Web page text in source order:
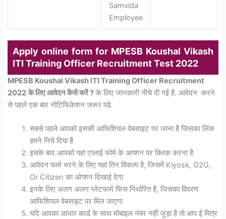
Samvida
Employee
Apply online form for MPESB Koushal Vikash
ITI Training Officer Recruitment Test 2022
MPESB Koushal Vikash ITI Training Officer Recruitment
2022 के लिए आवेदन कैसे करें ? के लिए जानकारी नीचे दी गई है. आवेदन करने
से पहले एक बार नोटिफिकेशन जरूर पढे
सबसे पहले आपको इसकी आफिशियल वेबसाइट पर जाना है जिसका लिंक
हमने निचे दिया है
इसके बाद आपको यहां एप्लाई फोर्म के आप्शन पर क्लिक करना है
आवेदन फार्म भरने के लिए यहां तिन विकल्प है, जिसमें Kiyosk, G2G,
Or Citizen का ओप्शन दिखाई देगा
इनके लिए अलग अलग प्लेटफार्म फिस निर्धारित है, जिसका विवरण
आफिशियल वेबसाइट पर मिल जाएगा
यदि आपका आधार कार्ड के साथ मोबाइल नंबर नहीं जुड़ा है तो आप ई मित्र